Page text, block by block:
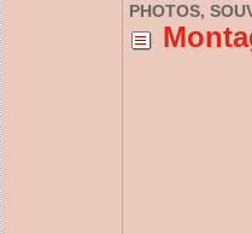
PHOTOS,